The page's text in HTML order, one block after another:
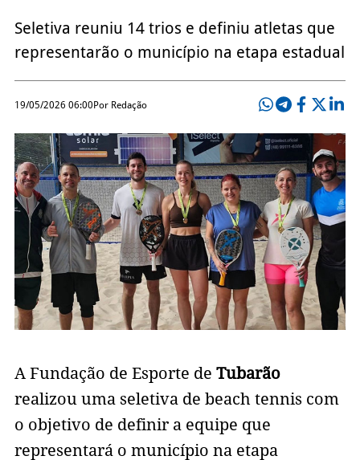
Seletiva reuniu 14 trios e definiu atletas que
representarão o município na etapa estadual
19/05/2026 06:00Por Redação
A Fundação de Esporte de Tubarão
realizou uma seletiva de beach tennis com
o objetivo de definir a equipe que
representará o município na etapa